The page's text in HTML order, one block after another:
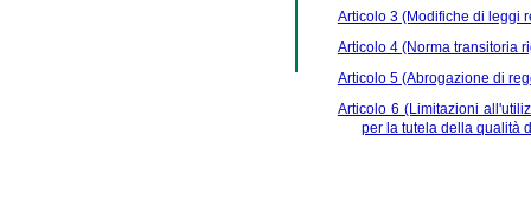
Articolo 3 (Modifiche di leggi
Articolo 4 (Norma transitoria
Articolo 5 (Abrogazione di
Articolo 6 (Limitazioni
per la tutela della qualità